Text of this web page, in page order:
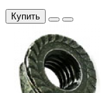
Купить